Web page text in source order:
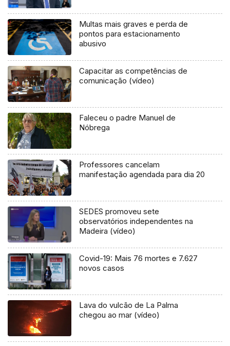
Multas mais graves e perda de
pontos para estacionamento
abusivo
Capacitar as competências de
comunicação (vídeo)
Faleceu o padre Manuel de
Nóbrega
Professores cancelam
manifestação agendada para dia 20
SEDES promoveu sete
observatórios independentes na
Madeira (vídeo)
Covid-19: Mais 76 mortes e 7.627
novos casos
Lava do vulcão de La Palma
chegou ao mar (vídeo)